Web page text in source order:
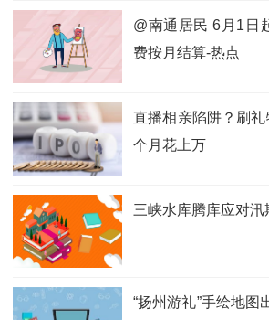
@南通居民 6月1日
费按月结算-热点
直播相亲陷阱？刷
个月花上万
三峡水库腾库应对汛
“扬州游礼”手绘地图